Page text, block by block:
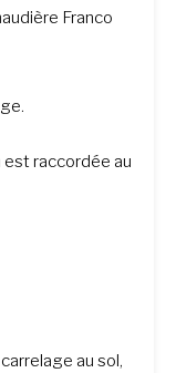
Franco
est raccordée au
au sol,